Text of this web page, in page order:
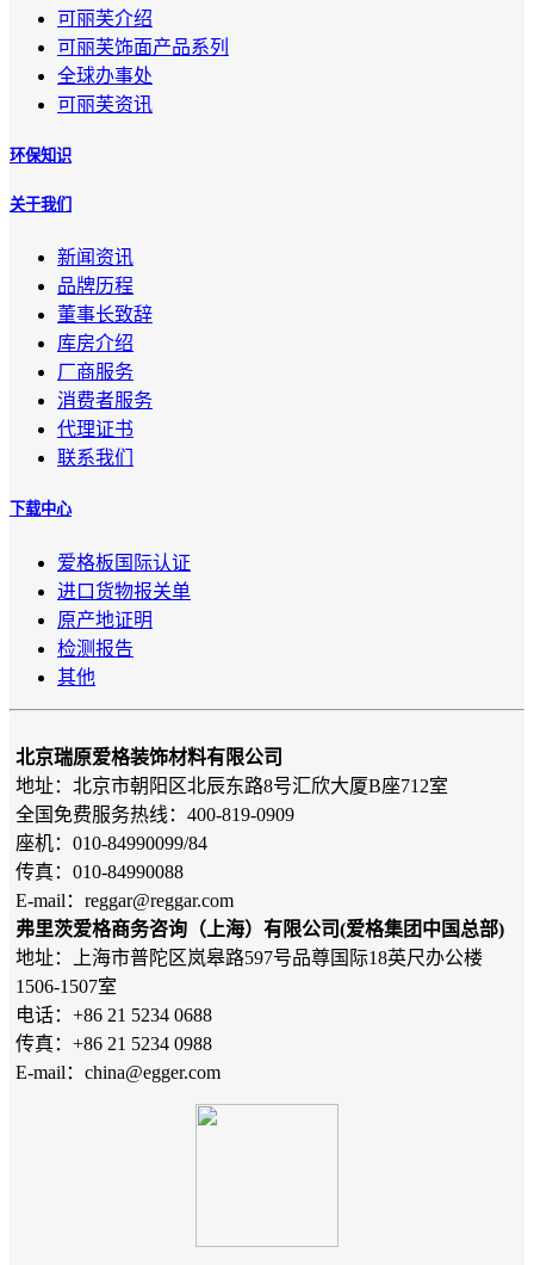
可丽芙介绍
可丽芙饰面产品系列
全球办事处
可丽芙资讯
环保知识
关于我们
新闻资讯
品牌历程
董事长致辞
库房介绍
厂商服务
消费者服务
代理证书
联系我们
下载中心
爱格板国际认证
进口货物报关单
原产地证明
检测报告
其他
北京瑞原爱格装饰材料有限公司
地址：北京市朝阳区北辰东路8号汇欣大厦B座712室
全国免费服务热线：400-819-0909
座机：010-84990099/84
传真：010-84990088
E-mail：reggar@reggar.com
弗里茨爱格商务咨询（上海）有限公司(爱格集团中国总部)
地址：上海市普陀区岚皋路597号品尊国际18英尺办公楼
1506-1507室
电话：+86 21 5234 0688
传真：+86 21 5234 0988
E-mail：china@egger.com